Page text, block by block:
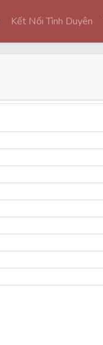
Kết Nối Tình Duyên